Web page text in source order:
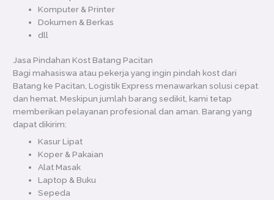
Komputer & Printer
Dokumen & Berkas
dll
Jasa Pindahan Kost Batang Pacitan
Bagi mahasiswa atau pekerja yang ingin pindah kost dari
Batang ke Pacitan, Logistik Express menawarkan solusi cepat
dan hemat. Meskipun jumlah barang sedikit, kami tetap
memberikan pelayanan profesional dan aman. Barang yang
dapat dikirim:
Kasur Lipat
Koper & Pakaian
Alat Masak
Laptop & Buku
Sepeda